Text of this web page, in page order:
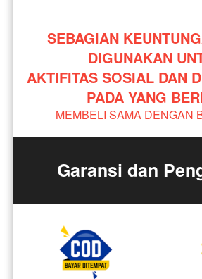
SEBAGIAN
DIGUNAKAN
AKTIFITAS SOSIAL DAN
PADA YANG
MEMBELI SAMA DENGAN
Garansi dan